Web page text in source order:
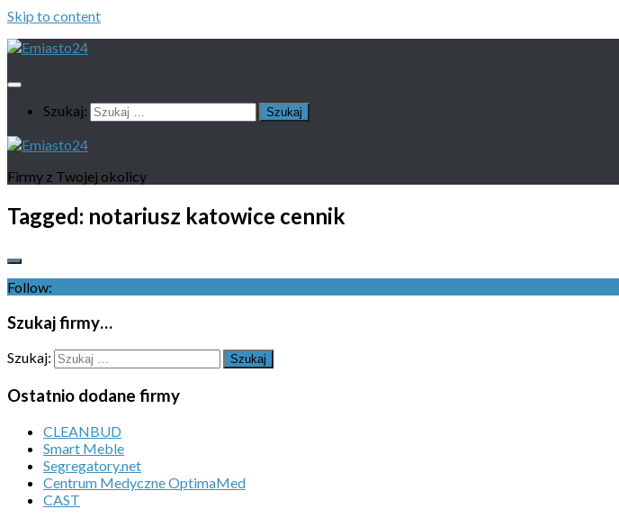
Skip to content
Szukaj:
Firmy z Twojej okolicy
Tagged: notariusz katowice cennik
Follow:
Szukaj firmy…
Szukaj:
Ostatnio dodane firmy
CLEANBUD
Smart Meble
Segregatory.net
Centrum Medyczne OptimaMed
CAST